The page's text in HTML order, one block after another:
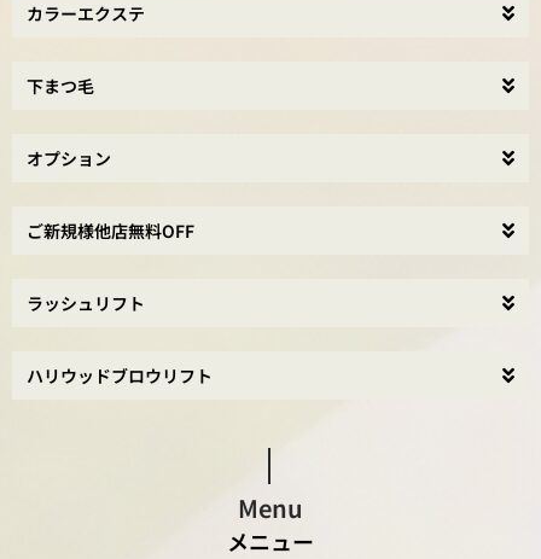
カラーエクステ
下まつ毛
オプション
ご新規様他店無料OFF
ラッシュリフト
ハリウッドブロウリフト
Menu
メニュー